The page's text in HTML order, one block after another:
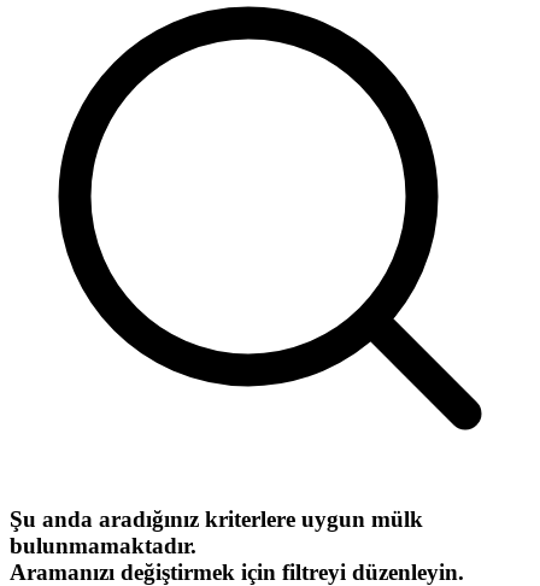
Şu anda aradığınız kriterlere uygun mülk
bulunmamaktadır.
Aramanızı değiştirmek için filtreyi düzenleyin.